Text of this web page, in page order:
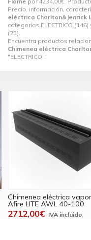
Precio, información,
eléctrica Charlton&Jenrick
categorías ELECTRICO (146)
(23).
Encuentra productos
Chimenea eléctrica
"ELECTRICO".
Chimenea eléctrica vapor
Afire LITE AWL 40-100
2712,00€